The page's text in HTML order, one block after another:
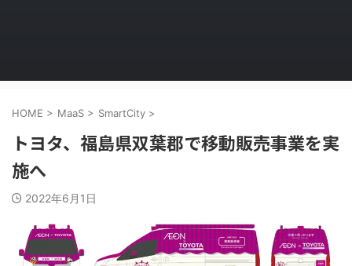
HOME > MaaS > SmartCity >
トヨタ、福島県双葉郡で移動販売事業を実
施へ
2022年6月1日